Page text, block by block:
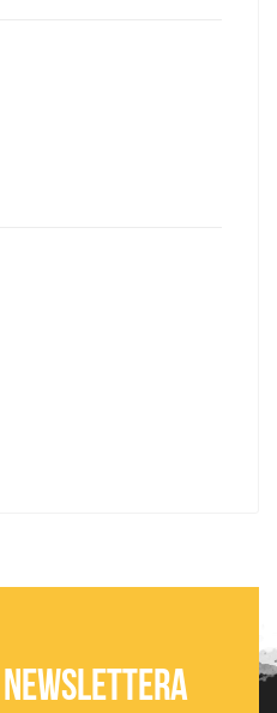
newslettera